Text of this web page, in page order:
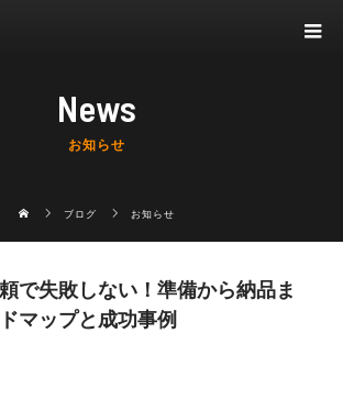
News
お知らせ
ブログ お知らせ
で失敗しない！準備から納品ま
マップと成功事例